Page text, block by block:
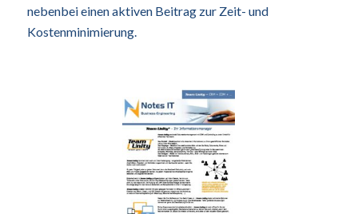
nebenbei einen aktiven Beitrag zur Zeit- und
Kostenminimierung.